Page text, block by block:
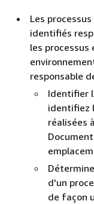
Les
identifiés
les
responsable
Identifier
identifiez
réalisées
d'un
de façon